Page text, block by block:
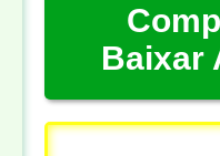
Baixar